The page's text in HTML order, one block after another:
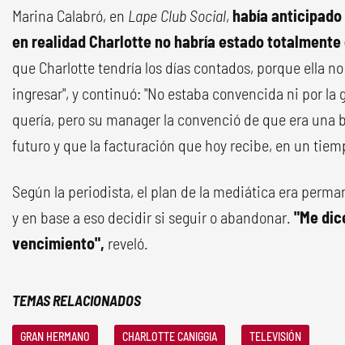
Marina Calabró, en Lape Club Social, había
en realidad Charlotte no habría estado
que Charlotte tendría los días contados, porque ella
ingresar", y continuó: "No estaba convencida ni por
quería, pero su manager la convenció de que era
futuro y que la facturación que hoy recibe, en un
Según la periodista, el plan de la mediática era
y en base a eso decidir si seguir o abandonar. "Me
vencimiento", reveló.
TEMAS RELACIONADOS
GRAN HERMANO CHARLOTTE CANIGGIA TELEVISIÓN